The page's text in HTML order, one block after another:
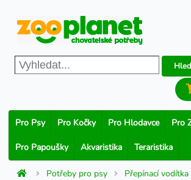
Pro Psy Pro Kočky Pro Hlodavce Pro
Pro Papoušky Akvaristika Teraristika
Potřeby pro psy Přepínací